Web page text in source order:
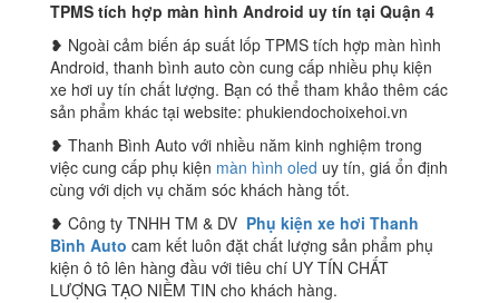
TPMS tích hợp màn hình Android uy tín tại Quận 4
❥ Ngoài cảm biến áp suất lốp TPMS tích hợp màn hình
Android, thanh bình auto còn cung cấp nhiều phụ kiện
xe hơi uy tín chất lượng. Bạn có thể tham khảo thêm các
sản phẩm khác tại website: phukiendochoixehoi.vn
❥ Thanh Bình Auto với nhiều năm kinh nghiệm trong
việc cung cấp phụ kiện màn hình oled uy tín, giá ổn định
cùng với dịch vụ chăm sóc khách hàng tốt.
❥ Công ty TNHH TM & DV Phụ kiện xe hơi Thanh
Bình Auto cam kết luôn đặt chất lượng sản phẩm phụ
kiện ô tô lên hàng đầu với tiêu chí UY TÍN CHẤT
LƯỢNG TẠO NIỀM TIN cho khách hàng.